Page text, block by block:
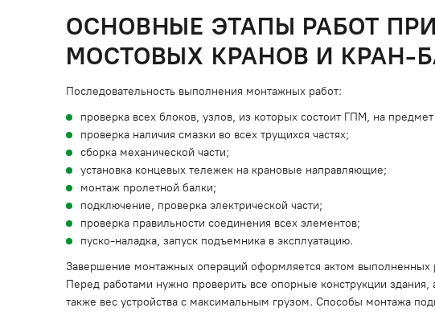
ОСНОВНЫЕ ЭТАПЫ РАБОТ
МОСТОВЫХ КРАНОВ И КРАН-
Последовательность выполнения монтажных работ:
проверка всех блоков, узлов, из которых состоит ГПМ, на
проверка наличия смазки во всех трущихся частях;
сборка механической части;
установка концевых тележек на крановые направляющие;
монтаж пролетной балки;
подключение, проверка электрической части;
проверка правильности соединения всех элементов;
пуско-наладка, запуск подъемника в эксплуатацию.
Завершение монтажных операций оформляется актом
Перед работами нужно проверить все опорные конструкции здания,
также вес устройства с максимальным грузом. Способы монтажа